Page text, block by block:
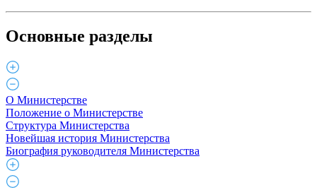
Основные разделы
О Министерстве
Положение о Министерстве
Структура Министерства
Новейшая история Министерства
Биография руководителя Министерства